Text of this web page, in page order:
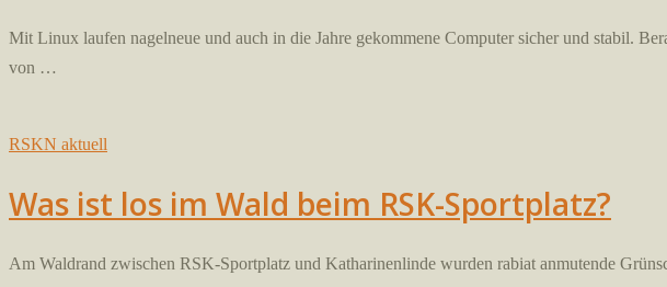
Mit Linux laufen nagelneue und auch in die Jahre gekommene Computer sicher und stabil.
von …
RSKN aktuell
Was ist los im Wald beim RSK-Sportplatz?
Am Waldrand zwischen RSK-Sportplatz und Katharinenlinde wurden rabiat anmutende